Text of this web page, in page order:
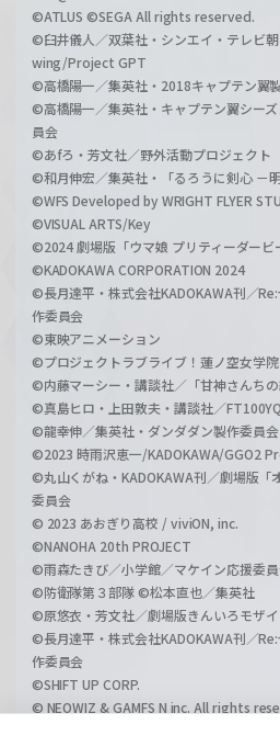
©ATLUS ©SEGA All rights reserved.
©臼井儀人／双葉社・シンエイ・テレビ
wing/Project GPT
©高橋陽一／集英社・2018キャプテン翼
©高橋陽一／集英社・キャプテン翼シー
員会
©あfろ・芳文社／野外活動プロジェクト
©和月伸宏／集英社・「るろうに剣心 －
©WFS Developed by WRIGHT FLYER
©VISUAL ARTS/Key
©2024 劇場版「ウマ娘 プリティーダービ
©KADOKAWA CORPORATION 2024
©長月達平・株式会社KADOKAWA刊／
作委員会
©東映アニメーション
©プロジェクトラブライブ！蓮ノ空女学
©内藤マーシー・講談社／「甘神さんち
©真島ヒロ・上田敦夫・講談社／
©龍幸伸／集英社・ダンダダン製作委員会
©2023 時雨沢恵一/KADOKAWA/GGO2
©丸山くがね・KADOKAWA刊／劇場版「
委員会
© 2023 あおぎり高校 / viviON, inc.
©NANOHA 20th PROJECT
©雨森たきび／小学館／マケイン応援委
©防衛隊第３部隊 ©松本直也／集英社
©原悠衣・芳文社／劇場版きんいろモザ
©長月達平・株式会社KADOKAWA刊／
作委員会
©SHIFT UP CORP.
© NEOWIZ & GAMFS N inc. All rights